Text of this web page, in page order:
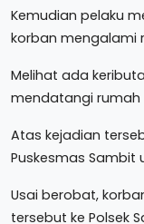
Kemudian pelaku
korban mengalami
Melihat ada
mendatangi rumah
Atas kejadian
Puskesmas Sambit
Usai berobat,
tersebut ke Polsek